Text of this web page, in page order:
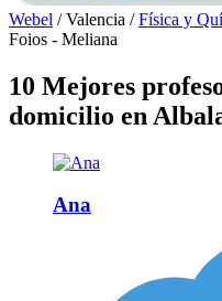
Webel / Valencia / Física y
Foios - Meliana
10 Mejores
domicilio en
Ana